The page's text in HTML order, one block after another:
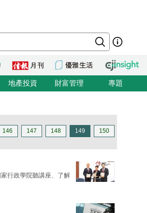
地產投資 財富管理 專題
146 147 148 149 150
行政學院聽講座、了解